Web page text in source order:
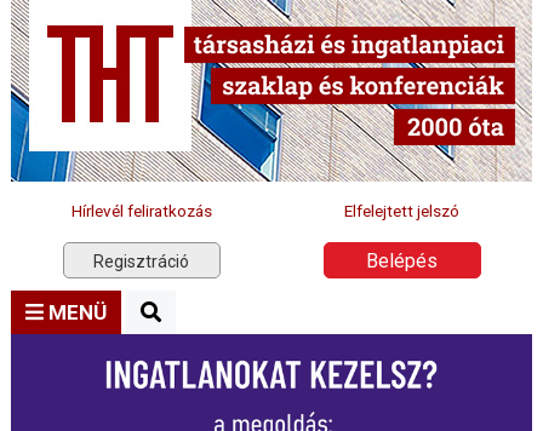
Hírlevél feliratkozás Elfelejtett jelszó
Regisztráció Belépés
MENÜ